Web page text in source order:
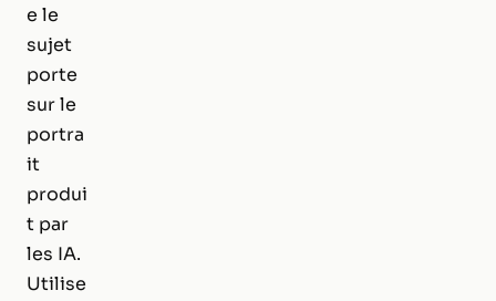
e le
sujet
porte
sur le
portra
it
produi
t par
les IA.
Utilise